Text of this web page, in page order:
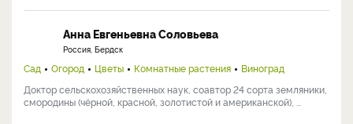
Анна Евгеньевна Соловьева
Россия, Бердск
Сад Огород Цветы Комнатные растения
Виноград
Доктор сельскохозяйственных наук, соавтор 24 сорта земляники,
смородины (чёрной, красной, золотистой и американской), ...